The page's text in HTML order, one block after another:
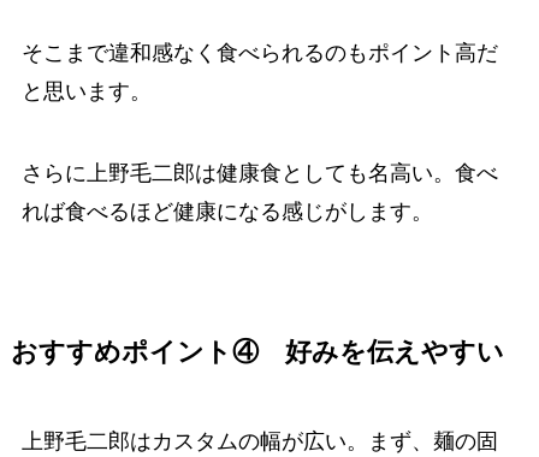
そこまで違和感なく食べられるのもポイント高だ
と思います。
さらに上野毛二郎は健康食としても名高い。食べ
れば食べるほど健康になる感じがします。
おすすめポイント④ 好みを伝えやすい
上野毛二郎はカスタムの幅が広い。まず、麺の固